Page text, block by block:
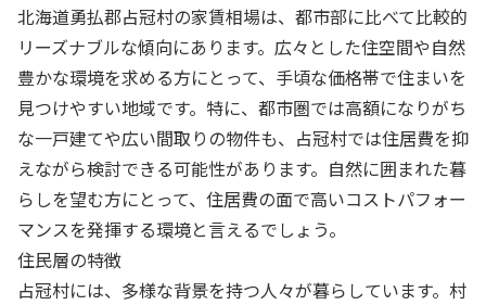
北海道勇払郡占冠村の家賃相場は、都市部に比べて比較的
リーズナブルな傾向にあります。広々とした住空間や自然
豊かな環境を求める方にとって、手頃な価格帯で住まいを
見つけやすい地域です。特に、都市圏では高額になりがち
な一戸建てや広い間取りの物件も、占冠村では住居費を抑
えながら検討できる可能性があります。自然に囲まれた暮
らしを望む方にとって、住居費の面で高いコストパフォー
マンスを発揮する環境と言えるでしょう。
住民層の特徴
占冠村には、多様な背景を持つ人々が暮らしています。村